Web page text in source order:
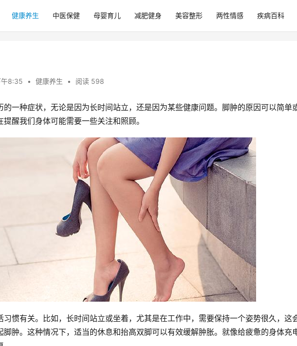
健康养生 中医保健 母婴育儿 减肥健身 美容整形 两性情感 疾病百科
8:35 • 健康养生 • 阅读 598
的一种症状，无论是因为长时间站立，还是因为某些健康问题。脚肿的原因可以简单
醒我们身体可能需要一些关注和照顾。
习惯有关。比如，长时间站立或坐着，尤其是在工作中，需要保持一个姿势很久，这
脚肿。这种情况下，适当的休息和抬高双脚可以有效缓解肿胀。就像给疲惫的身体充